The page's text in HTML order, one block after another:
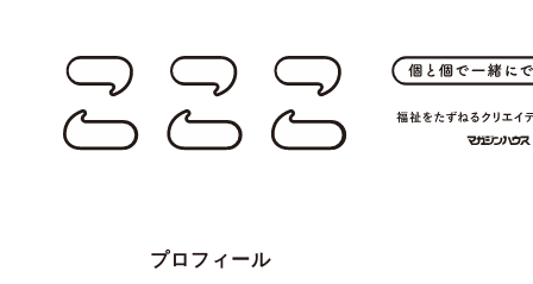
プロフィール